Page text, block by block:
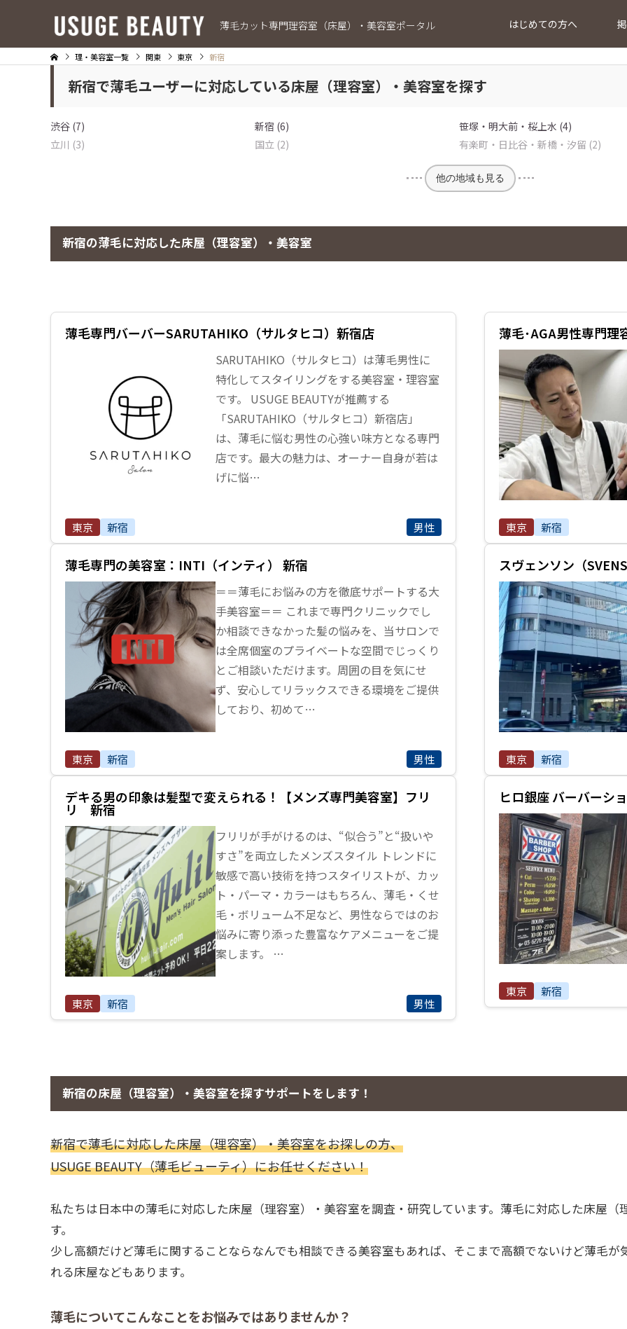
薄毛カット専門理容室（床屋）・美容室ポータル はじめての方へ
理・美容室一覧 関東 東京 新宿
新宿で薄毛ユーザーに対応している床屋（理容室）・美容室を探す
渋谷 (7) 新宿 (6) 笹塚・明大前・桜上水 (4)
立川 (3)
国立 (2) 有楽町・日比谷・新橋・汐留 (2)
他の地域も見る
新宿の薄毛に対応した床屋（理容室）・美容室
薄毛専門バーバーSARUTAHIKO（サルタヒコ）新宿店
SARUTAHIKO（サルタヒコ）は薄毛男性に
特化してスタイリングをする美容室・理容室
です。 USUGE BEAUTYが推薦する
「SARUTAHIKO（サルタヒコ）新宿店」
は、薄毛に悩む男性の心強い味方となる専門
店です。最大の魅力は、オーナー自身が若は
げに悩…
東京 新宿 男性
薄毛･AGA男性専門
東京 新宿
薄毛専門の美容室：INTI（インティ） 新宿
＝＝薄毛にお悩みの方を徹底サポートする大
手美容室＝＝ これまで専門クリニックでし
か相談できなかった髪の悩みを、当サロンで
は全席個室のプライベートな空間でじっくり
とご相談いただけます。周囲の目を気にせ
ず、安心してリラックスできる環境をご提供
しており、初めて…
東京 新宿 男性
スヴェンソン（
東京 新宿
デキる男の印象は髪型で変えられる！【メンズ専門美容室】フリ
リ 新宿
フリリが手がけるのは、“似合う”と“扱いや
すさ”を両立したメンズスタイル トレンドに
敏感で高い技術を持つスタイリストが、カッ
ト・パーマ・カラーはもちろん、薄毛・くせ
毛・ボリューム不足など、男性ならではのお
悩みに寄り添った豊富なケアメニューをご提
案します。 …
東京 新宿 男性
ヒロ銀座 バーバーシ
東京 新宿
新宿の床屋（理容室）・美容室を探すサポートをします！
新宿で薄毛に対応した床屋（理容室）・美容室をお探しの方、
USUGE BEAUTY（薄毛ビューティ）にお任せください！
私たちは日本中の薄毛に対応した床屋（理容室）・美容室を調査・研究しています。薄毛に対応した床屋（
す。
少し高額だけど薄毛に関することならなんでも相談できる美容室もあれば、そこまで高額でないけど薄毛が
れる床屋などもあります。
薄毛についてこんなことをお悩みではありませんか？